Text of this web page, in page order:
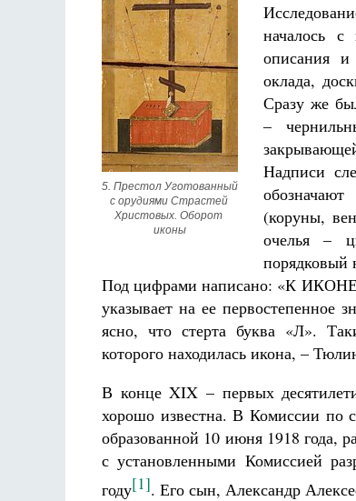
5. Престол Уготованный
с орудиями Страстей
Христовых. Оборот
иконы
началось с
описания и
оклада,
Сразу же
–
Надписи
(коруны,
очелья –
порядковый
Под цифрами написано: «К
указывает на ее первостепенное
ясно, что стерта буква «Л».
которого находилась икона, –
В конце XIX – первых
хорошо известна. В Комиссии по
образованной 10 июня 1918 года,
с установленными Комиссией
году[1]. Его сын, Александр